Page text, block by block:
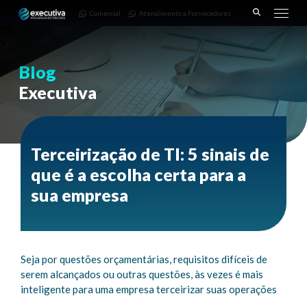
3668-
Pinhais
Comercial Atendimento a Fornecedores
Blog
Executiva
Terceirização de TI: 5 sinais de
que é a escolha certa para a
sua empresa
Seja por questões orçamentárias, requisitos difíceis de
serem alcançados ou outras questões, às vezes é mais
inteligente para uma empresa terceirizar suas operações